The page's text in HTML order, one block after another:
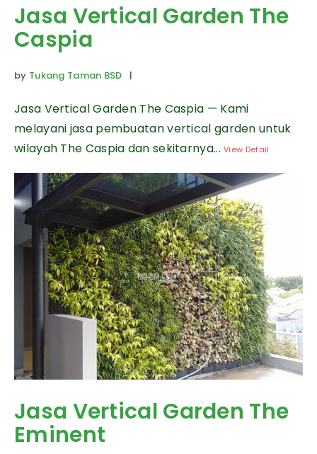
Jasa Vertical Garden The
Caspia
by Tukang Taman BSD |
Jasa Vertical Garden The Caspia — Kami
melayani jasa pembuatan vertical garden untuk
wilayah The Caspia dan sekitarnya...View Detail
Jasa Vertical Garden The
Eminent